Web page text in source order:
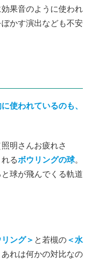
果音のように使われ
かす演出なども不安
使われているのも、
照明さんお疲れさ
るボウリングの球。
球が飛んでくる軌道
リング＞ と若槻の ＜水
れは何かの対比なの